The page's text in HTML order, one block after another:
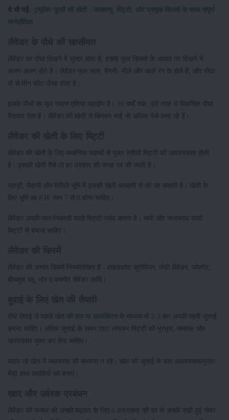
ये भी पढ़ें: ट्यूलिप फूलों की खेती - जलवायु, मिट्टी, और प्रमुख किस्मों के साथ संपूर्ण
मार्गदर्शिका
लैवेंडर का पौधा दिखने में सुन्दर होता है, इसके फूल किस्मो के आधार पर दिखने में
अलग अलग होते है। लैवेंडर फूल लाल, बैंगनी, नीले और काले रंग के होते हैं, और पौधा
दो से तीन फ़ीट ऊँचा होता है।
इसके पौधों का मूल स्थान एशिया महाद्वीप है। 10 वर्षों तक, पूरी तरह से विकसित पौधा
पैदावार देता है। लैवेंडर की खेती से किसान भाई भी अधिक पैसे कमा रहे हैं।
लैवेंडर की खेती के लिए कार्बनिक पदार्थो से युक्त रेतीली मिट्टी की आवश्यकता होती
है। इसकी खेती वैसे तो हर प्रकार की जगह पर की जाती है।
पहाड़ी, मैदानी और रेतीली भूमि में इसकी खेती आसानी से की जा सकती है। खेती के
लिए भूमि का P.H. मान 7 से 8 होना चाहिए।
लैवेंडर अच्छी जल निकासी वाली मिट्टी पसंद करता है। भारी और जलभराव वाली
मिट्टी से बचना चाहिए।
लैवेंडर की उन्नत किस्में निन्मलिखित है - हाइडकोट सुपीरियर, लेडी लैवेंडर, फोल्गेट,
बीचवुड ब्लू, भोर ए कश्मीर लैवेंडर आदि।
पौधे रोपाई से पहले खेत की हल या कल्टीवेटर के माध्यम से 2-3 बार अच्छी गहरी जुताई
करना चाहिए। अंतिम जुताई के समय पाटा लगाकर मिट्टी को भुरभुरा, समतल और
खरपतवार मुक्त कर देना चाहिए।
ध्यान रहे खेत में जलभराव की समस्या न रहे। खेत की जुताई के बाद आवश्यकतानुसार
मेड़ो तथा क्यारियों को बनाएं।
लैवेंडर की फसल की अच्छी बढ़वार के लिए 6 टन/एकड़ की दर से अच्छी सड़ी हुई गोबर